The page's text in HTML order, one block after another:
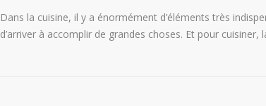
Dans la cuisine, il y a énormément d’éléments très
d’arriver à accomplir de grandes choses. Et pour cuisiner,